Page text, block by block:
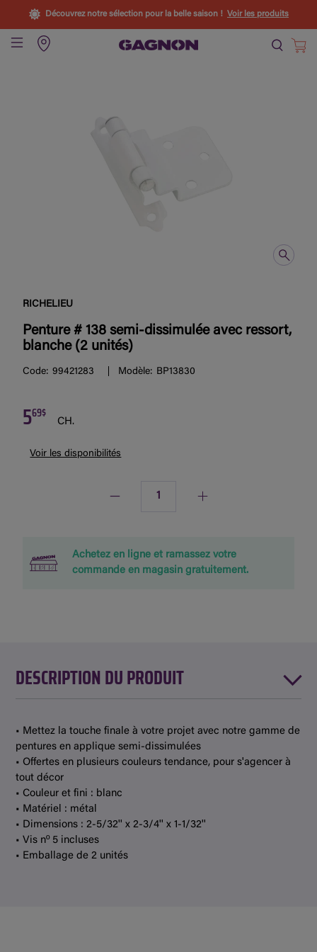
Découvrez notre sélection pour la belle saison ! Voir les produits
RICHELIEU
Penture # 138 semi-dissimulée avec ressort,
blanche (2 unités)
Code: 99421283 Modèle: BP13830
569$ CH.
Voir les disponibilités
Achetez en ligne et ramassez votre
commande en magasin gratuitement.
DESCRIPTION DU PRODUIT
• Mettez la touche finale à votre projet avec notre gamme de
pentures en applique semi-dissimulées
• Offertes en plusieurs couleurs tendance, pour s'agencer à
tout décor
• Couleur et fini : blanc
• Matériel : métal
• Dimensions : 2-5/32'' x 2-3/4'' x 1-1/32''
• Vis nº 5 incluses
• Emballage de 2 unités